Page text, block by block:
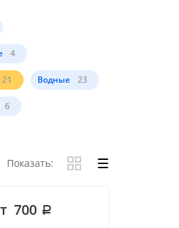
4
21 Водные 23
6
Показать:
700